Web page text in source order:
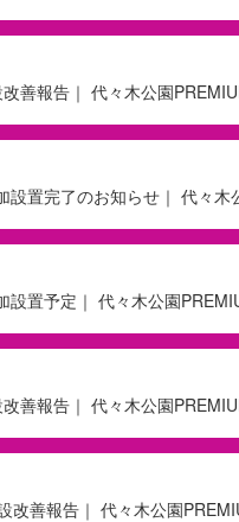
善報告｜ 代々木公園
置完了のお知らせ｜ 代々木
置予定｜ 代々木公園
善報告｜ 代々木公園
改善報告｜ 代々木公園